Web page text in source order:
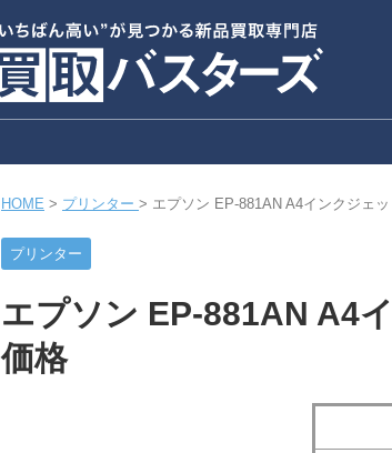
HOME > プリンター > エプソン EP-881AN A4インクジェ
プリンター
エプソン EP-881AN A4
価格